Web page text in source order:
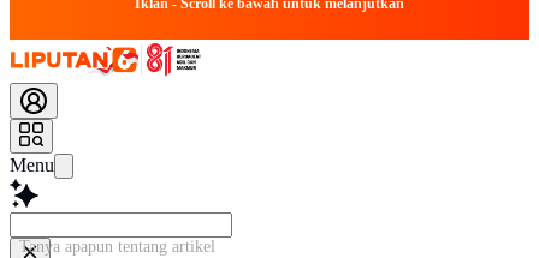
Iklan - Scroll ke bawah untuk melanjutkan
Menu
Tanya apapun tentang artikel ini...